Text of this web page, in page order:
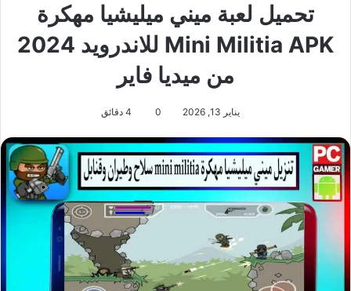
تحميل لعبة ميني ميليشيا مهكرة
Mini Militia APK للاندرويد 2024
من ميديا فاير
يناير 13, 2026 0